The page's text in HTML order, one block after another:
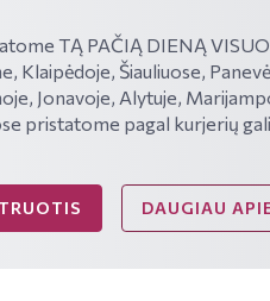
TĄ PAČIĄ DIENĄ
Klaipėdoje, Šiauliuose,
Jonavoje, Alytuje,
pristatome pagal kurjerių
DAUGIAU